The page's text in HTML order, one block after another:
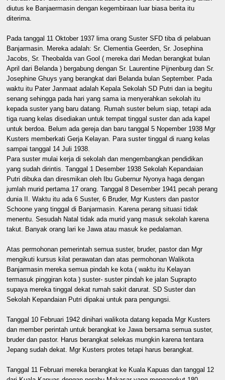
diutus ke Banjaermasin dengan kegembiraan luar biasa berita itu
diterima.
Pada tanggal 11 Oktober 1937 lima orang Suster SFD tiba di pelabuan
Banjarmasin. Mereka adalah: Sr. Clementia Geerden, Sr. Josephina
Jacobs, Sr. Theobalda van Gool ( mereka dari Medan berangkat bulan
April dari Belanda ) bergabung dengan Sr. Laurentine Pijnenburg dan Sr.
Josephine Ghuys yang berangkat dari Belanda bulan September. Pada
waktu itu Pater Janmaat adalah Kepala Sekolah SD Putri dan ia begitu
senang sehingga pada hari yang sama ia menyerahkan sekolah itu
kepada suster yang baru datang. Rumah suster belum siap, tetapi ada
tiga ruang kelas disediakan untuk tempat tinggal suster dan ada kapel
untuk berdoa. Belum ada gereja dan baru tanggal 5 Nopember 1938 Mgr
Kusters memberkati Gerja Kelayan. Para suster tinggal di ruang kelas
sampai tanggal 14 Juli 1938.
Para suster mulai kerja di sekolah dan mengembangkan pendidikan
yang sudah dirintis. Tanggal 1 Desember 1938 Sekolah Kepandaian
Putri dibuka dan diresmikan oleh Ibu Gubernur Nyonya haga dengan
jumlah murid pertama 17 orang. Tanggal 8 Desember 1941 pecah perang
dunia II. Waktu itu ada 6 Suster, 6 Bruder, Mgr Kusters dan pastor
Schoone yang tinggal di Banjarmasin. Karena perang situasi tidak
menentu. Sesudah Natal tidak ada murid yang masuk sekolah karena
takut. Banyak orang lari ke Jawa atau masuk ke pedalaman.
Atas permohonan pemerintah semua suster, bruder, pastor dan Mgr
mengikuti kursus kilat perawatan dan atas permohonan Walikota
Banjarmasin mereka semua pindah ke kota ( waktu itu Kelayan
termasuk pinggiran kota ) suster- suster pindah ke jalan Suprapto
supaya mereka tinggal dekat rumah sakit darurat. SD Suster dan
Sekolah Kepandaian Putri dipakai untuk para pengungsi.
Tanggal 10 Februari 1942 dinihari walikota datang kepada Mgr Kusters
dan member perintah untuk berangkat ke Jawa bersama semua suster,
bruder dan pastor. Harus berangkat selekas mungkin karena tentara
Jepang sudah dekat. Mgr Kusters protes tetapi harus berangkat.
Tanggal 11 Februari mereka berangkat ke Kuala Kapuas dan tanggal 12